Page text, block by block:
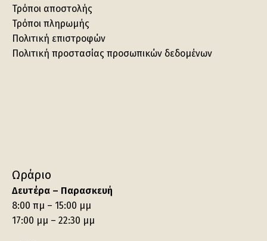
Τρόποι αποστολής
Τρόποι πληρωμής
Πολιτική επιστροφών
Πολιτική προστασίας προσωπικών δεδομένων
Ωράριο
Δευτέρα – Παρασκευή
8:00 πμ – 15:00 μμ
17:00 μμ – 22:30 μμ